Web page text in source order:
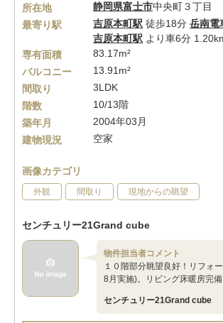
所在地 静岡県富士市中央町３丁目
最寄り駅
吉原本町駅 徒歩18分 岳南電
吉原本町駅 より車6分
専有面積
83.17m²
バルコニー
13.91m²
間取り
3LDK
階数
10/13階
築年月
2004年03月
建物現況
空家
画像カテゴリ
外観 間取り 現地からの眺望
センチュリー21Grand cube
物件担当者コメント
１０階部分眺望良好！リフォ
8月実施)。リビング床暖房完備
センチュリー21Grand cube